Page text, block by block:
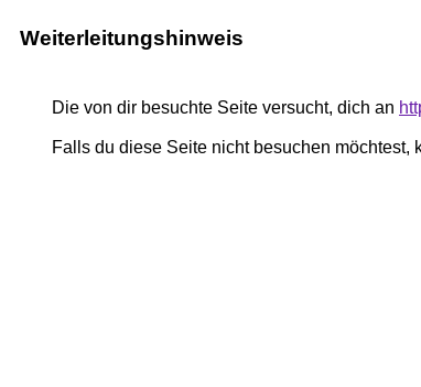
Weiterleitungshinweis
Die von dir besuchte Seite versucht, dich an
Falls du diese Seite nicht besuchen möchtest,